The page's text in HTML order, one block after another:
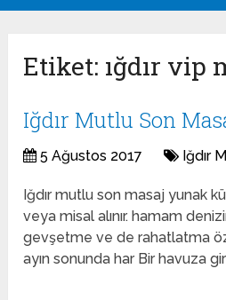
Etiket: ığdır vip
Iğdır Mutlu Son
5 Ağustos 2017 Iğdır
Iğdır mutlu son masaj yunak
veya misal alınır. hamam
gevşetme ve de rahatlatma
ayın sonunda har Bir havuza